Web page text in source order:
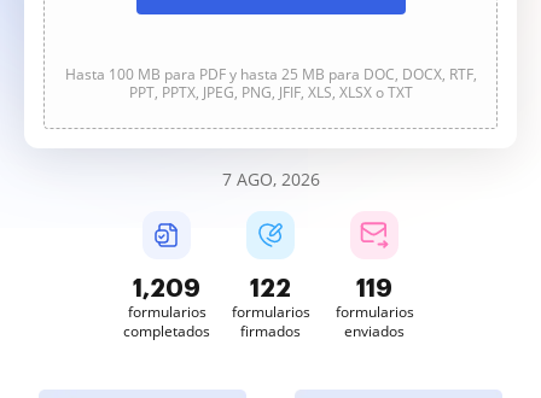
Hasta 100 MB para PDF y hasta 25 MB para DOC, DOCX, RTF,
PPT, PPTX, JPEG, PNG, JFIF, XLS, XLSX o TXT
7 AGO, 2026
1,209
formularios
completados
122
formularios
firmados
119
formularios
enviados